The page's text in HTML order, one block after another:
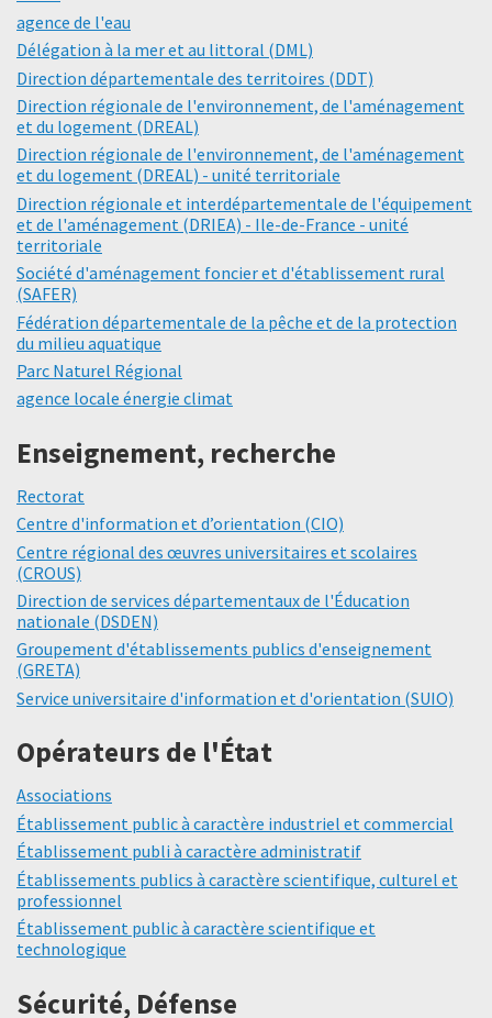
agence de l'eau
Délégation à la mer et au littoral (DML)
Direction départementale des territoires (DDT)
Direction régionale de l'environnement, de l'aménagement
et du logement (DREAL)
Direction régionale de l'environnement, de l'aménagement
et du logement (DREAL) - unité territoriale
Direction régionale et interdépartementale de l'équipement
et de l'aménagement (DRIEA) - Ile-de-France - unité
territoriale
Société d'aménagement foncier et d'établissement rural
(SAFER)
Fédération départementale de la pêche et de la protection
du milieu aquatique
Parc Naturel Régional
agence locale énergie climat
Enseignement, recherche
Rectorat
Centre d'information et d’orientation (CIO)
Centre régional des œuvres universitaires et scolaires
(CROUS)
Direction de services départementaux de l'Éducation
nationale (DSDEN)
Groupement d'établissements publics d'enseignement
(GRETA)
Service universitaire d'information et d'orientation (SUIO)
Opérateurs de l'État
Associations
Établissement public à caractère industriel et commercial
Établissement publi à caractère administratif
Établissements publics à caractère scientifique, culturel et
professionnel
Établissement public à caractère scientifique et
technologique
Sécurité, Défense